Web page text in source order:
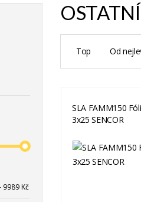
Top Od
SLA FAMM150
3x25 SENCOR